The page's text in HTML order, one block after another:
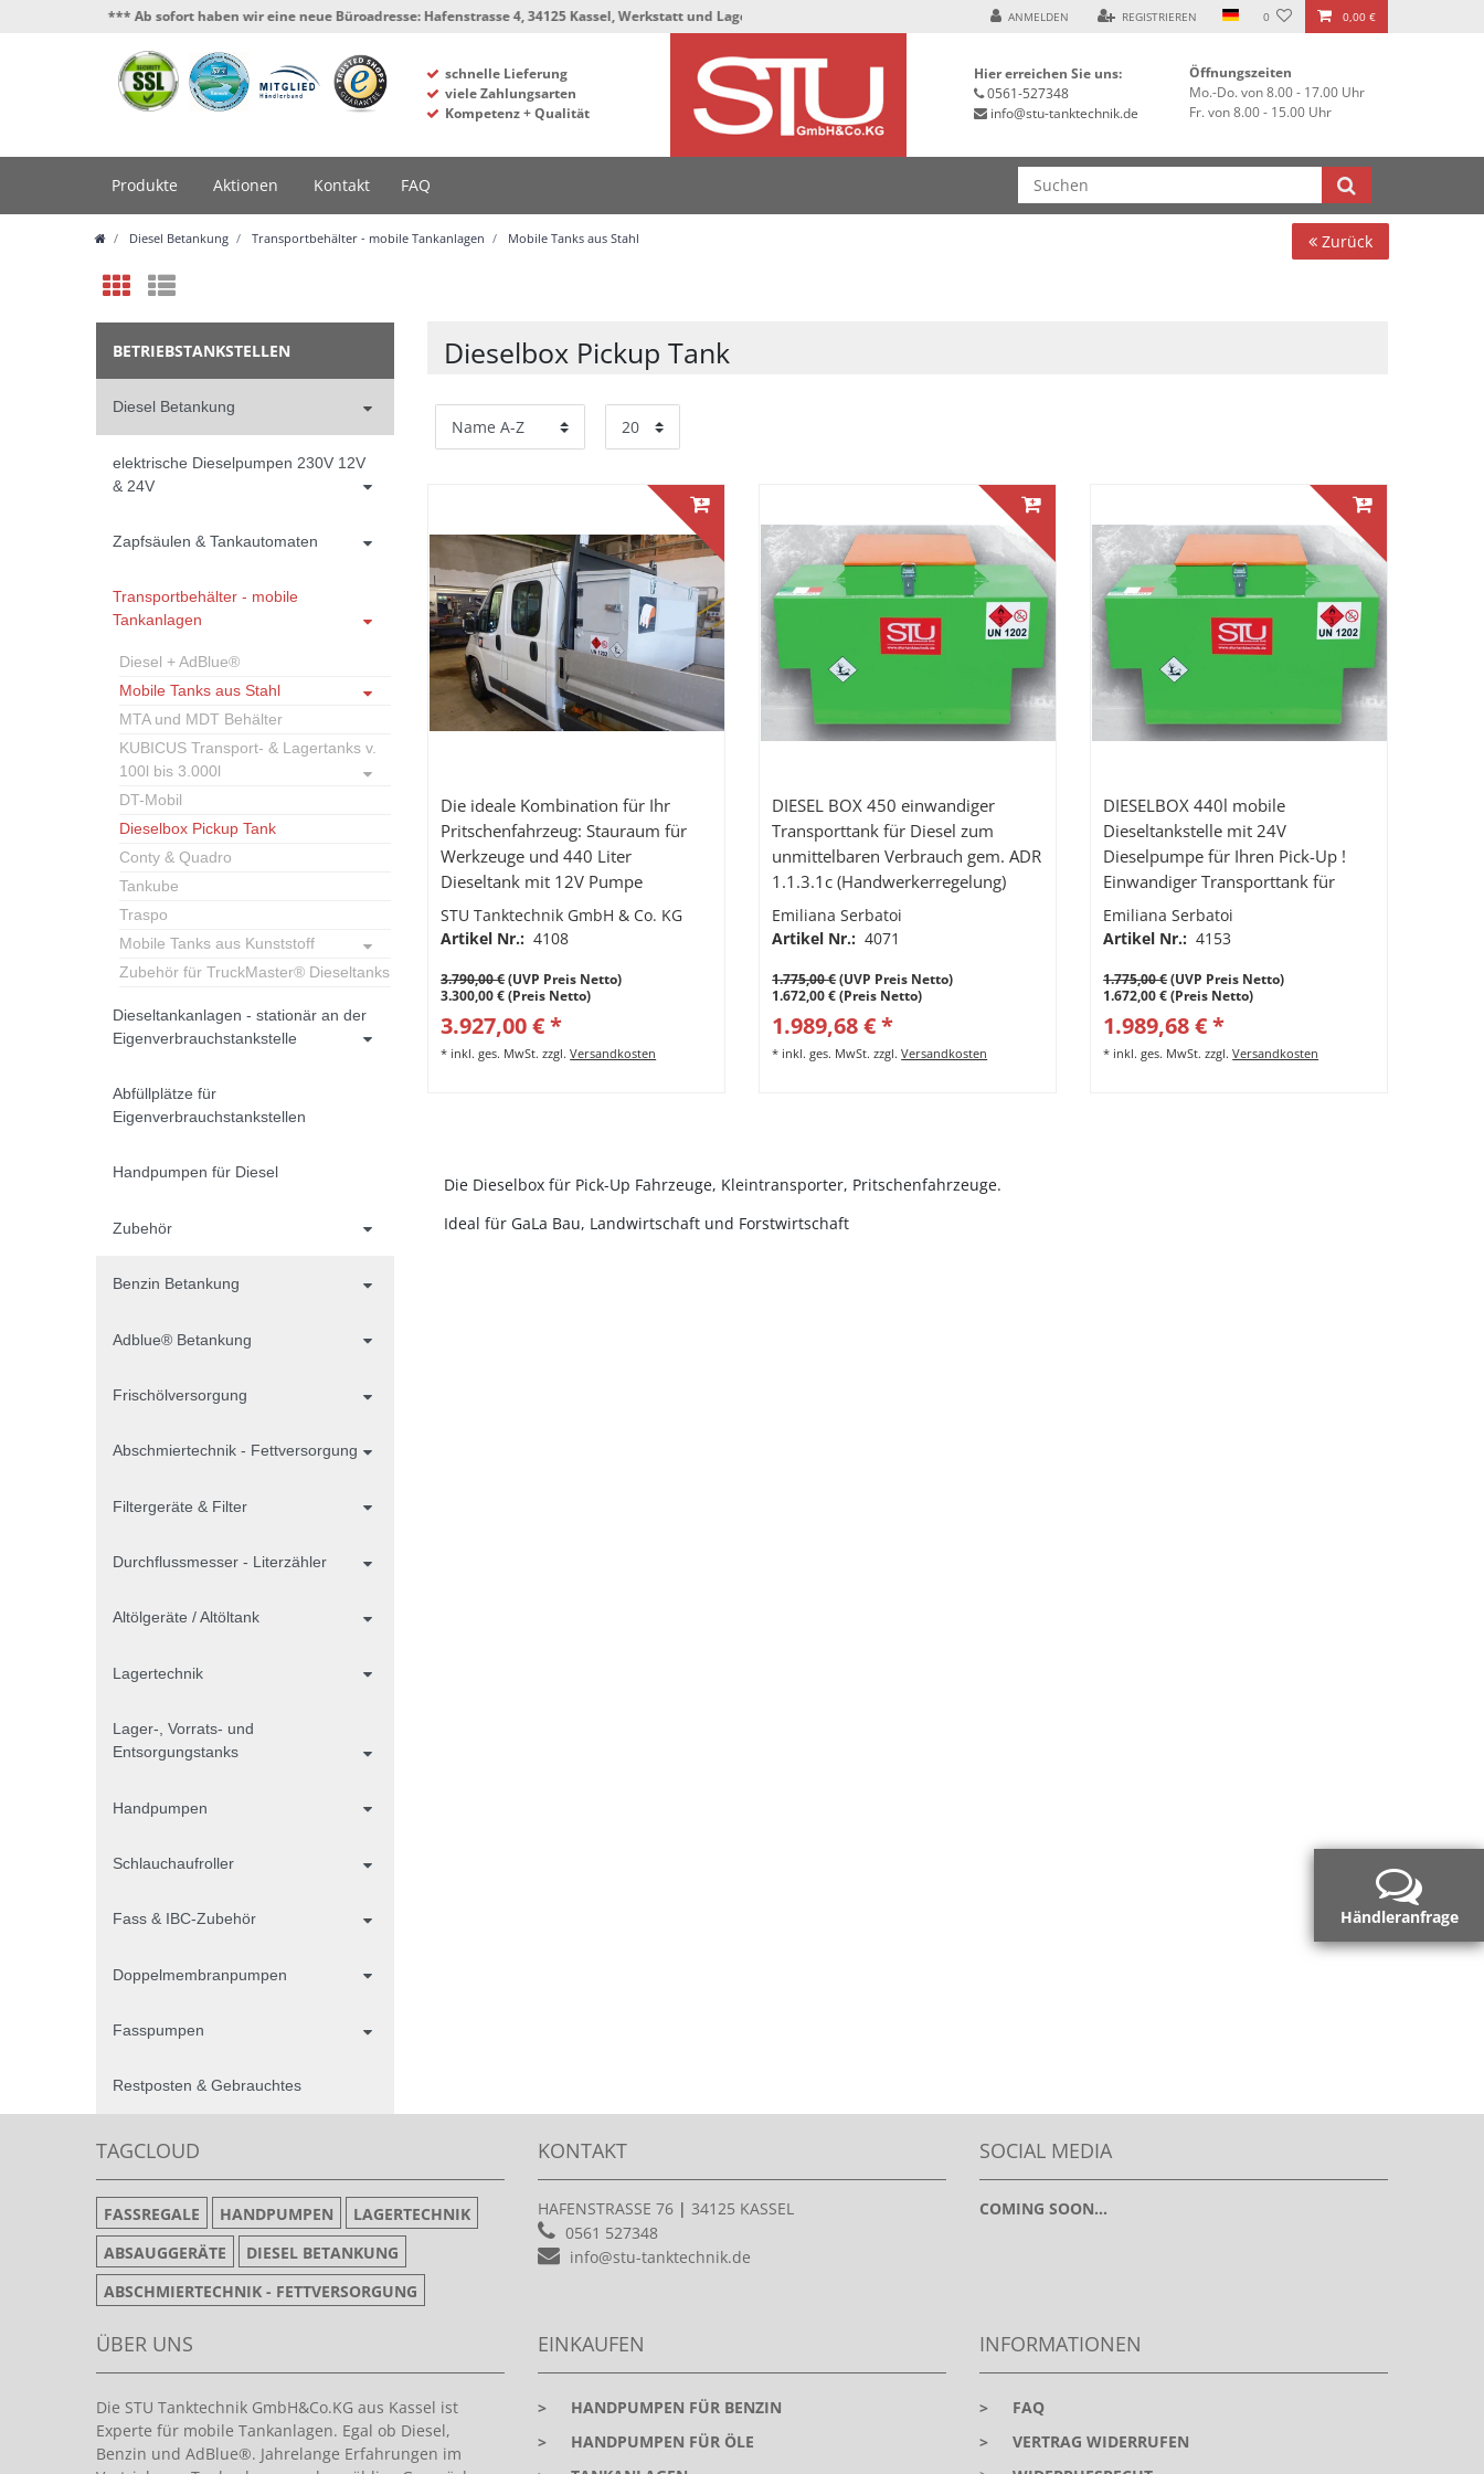
*** Ab sofort haben wir eine neue Büroadresse: Hafenstrasse 4, 34125 Kassel, Werkstatt und Lager bleiben in der Hafenstrasse 76, 34125 Kassel ***ANMELDEN REGISTRIEREN 0 0,00 €
schnelle Lieferung
viele Zahlungsarten
Kompetenz + Qualität
Hier erreichen Sie uns:
0561-527348
info@stu-tanktechnik.de
Öffnungszeiten
Mo.-Do. von 8.00 - 17.00 Uhr
Fr. von 8.00 - 15.00 Uhr
Händleranfrage
Produkte Aktionen Kontakt FAQ
Diesel Betankung Transportbehälter - mobile Tankanlagen Mobile Tanks aus Stahl Zurück
BETRIEBSTANKSTELLEN
Diesel Betankung
elektrische Dieselpumpen 230V 12V
& 24V
Zapfsäulen & Tankautomaten
Transportbehälter - mobile
Tankanlagen
Diesel + AdBlue®
Mobile Tanks aus Stahl
MTA und MDT Behälter
KUBICUS Transport- & Lagertanks v.
100l bis 3.000l
DT-Mobil
Dieselbox Pickup Tank
Conty & Quadro
Tankube
Traspo
Mobile Tanks aus Kunststoff
Zubehör für TruckMaster® Dieseltanks
Dieseltankanlagen - stationär an der
Eigenverbrauchstankstelle
Abfüllplätze für
Eigenverbrauchstankstellen
Handpumpen für Diesel
Zubehör
Benzin Betankung
Adblue® Betankung
Frischölversorgung
Abschmiertechnik - Fettversorgung
Filtergeräte & Filter
Durchflussmesser - Literzähler
Altölgeräte / Altöltank
Lagertechnik
Lager-, Vorrats- und
Entsorgungstanks
Handpumpen
Schlauchaufroller
Fass & IBC-Zubehör
Doppelmembranpumpen
Fasspumpen
Restposten & Gebrauchtes
Dieselbox Pickup Tank
Die ideale Kombination für Ihr
Pritschenfahrzeug: Stauraum für
Werkzeuge und 440 Liter
Dieseltank mit 12V Pumpe
STU Tanktechnik GmbH & Co. KG
Artikel Nr.: 4108
3.790,00 €(UVP Preis Netto)
3.300,00 € (Preis Netto)
3.927,00 € *
* inkl. ges. MwSt. zzgl.Versandkosten
DIESEL BOX 450 einwandiger
Transporttank für Diesel zum
unmittelbaren Verbrauch gem. ADR
1.1.3.1c (Handwerkerregelung)
Emiliana Serbatoi
Artikel Nr.: 4071
1.775,00 €(UVP Preis Netto)
1.672,00 € (Preis Netto)
1.989,68 € *
* inkl. ges. MwSt. zzgl.Versandkosten
DIESELBOX 440l mobile
Dieseltankstelle mit 24V
Dieselpumpe für Ihren Pick-Up !
Einwandiger Transporttank für
Diesel zum unmittelbaren
Verbrauch gem. ADR 1.1.3.1c
Emiliana Serbatoi
Artikel Nr.: 4153
1.775,00 €(UVP Preis Netto)
1.672,00 € (Preis Netto)
1.989,68 € *
* inkl. ges. MwSt. zzgl.Versandkosten
Die Dieselbox für Pick-Up Fahrzeuge, Kleintransporter, Pritschenfahrzeuge.
Ideal für GaLa Bau, Landwirtschaft und Forstwirtschaft
TAGCLOUD
FASSREGALE HANDPUMPEN
LAGERTECHNIK
ABSAUGGERÄTE
DIESEL BETANKUNG
ABSCHMIERTECHNIK - FETTVERSORGUNG
KONTAKT
HAFENSTRASSE 76 | 34125 KASSEL
0561 527348
info@stu-tanktechnik.de
SOCIAL MEDIA
COMING SOON...
ÜBER UNS
Die STU Tanktechnik GmbH&Co.KG aus Kassel ist
Experte für mobile Tankanlagen. Egal ob Diesel,
Benzin und AdBlue®. Jahrelange Erfahrungen im
EINKAUFEN
>
HANDPUMPEN FÜR BENZIN
>
HANDPUMPEN FÜR ÖLE
INFORMATIONEN
>
FAQ
>
VERTRAG WIDERRUFEN